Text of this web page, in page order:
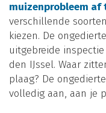
muizenprobleem af
verschillende
kiezen. De
uitgebreide
den IJssel. Waar
plaag? De
volledig aan, aan je